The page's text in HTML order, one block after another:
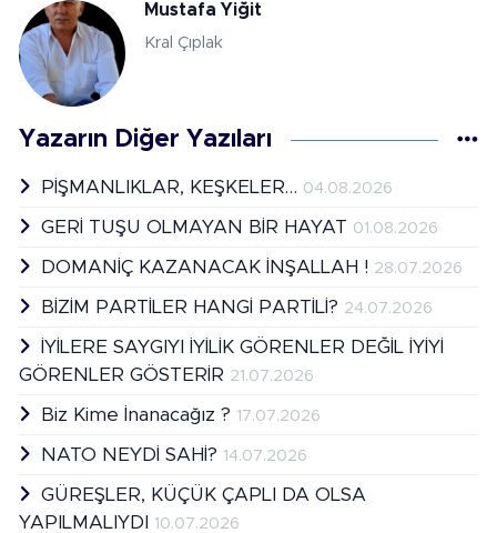
Mustafa Yiğit
Kral Çıplak
Yazarın Diğer Yazıları
PİŞMANLIKLAR, KEŞKELER… 04.08.2026
GERİ TUŞU OLMAYAN BİR HAYAT 01.08.2026
DOMANİÇ KAZANACAK İNŞALLAH ! 28.07.2026
BİZİM PARTİLER HANGİ PARTİLİ? 24.07.2026
İYİLERE SAYGIYI İYİLİK GÖRENLER DEĞİL İYİYİ
GÖRENLER GÖSTERİR 21.07.2026
Biz Kime İnanacağız ? 17.07.2026
NATO NEYDİ SAHİ? 14.07.2026
GÜREŞLER, KÜÇÜK ÇAPLI DA OLSA
YAPILMALIYDI
10.07.2026